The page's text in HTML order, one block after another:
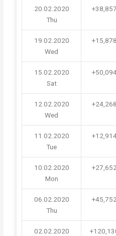
20.02.2020
Thu
+38,857
19.02.2020
Wed
+15,878
15.02.2020
Sat
12.02.2020
Wed
+24,268
11.02.2020
Tue
10.02.2020
Mon
06.02.2020
Thu
02.02.2020